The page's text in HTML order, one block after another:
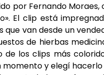
por Fernando
El clip está
van desde un
de hierbas
de los clips más
y elegí hacerlo